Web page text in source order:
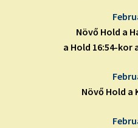
Növő Hold a
a Hold 16:54-kor
Növő Hold a